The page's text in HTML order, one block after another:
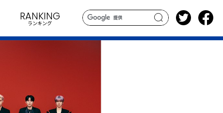
search
RANKING
ランキング